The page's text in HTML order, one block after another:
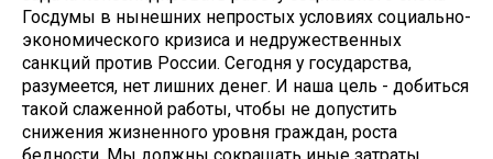
Госдумы в нынешних непростых условиях социально-
экономического кризиса и недружественных
санкций против России. Сегодня у государства,
разумеется, нет лишних денег. И наша цель - добиться
такой слаженной работы, чтобы не допустить
снижения жизненного уровня граждан, роста